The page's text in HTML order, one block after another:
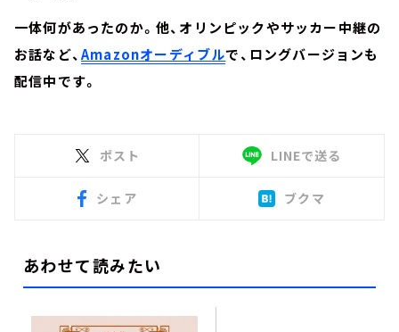
一体何があったのか。他、オリンピックやサッカー中継の
お話など、 Amazonオーディブルで、ロングバージョンも
配信中です。
ポスト LINEで送る
シェア ブクマ
あわせて読みたい